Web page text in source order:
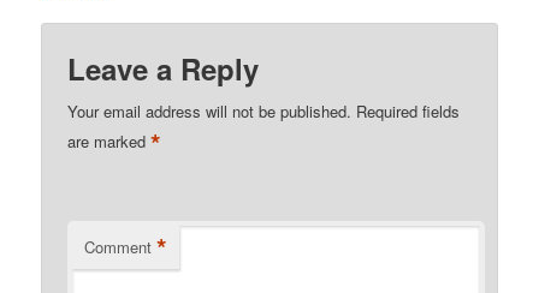
Leave a Reply
Your email address will not be published. Required fields
are marked*
Comment *